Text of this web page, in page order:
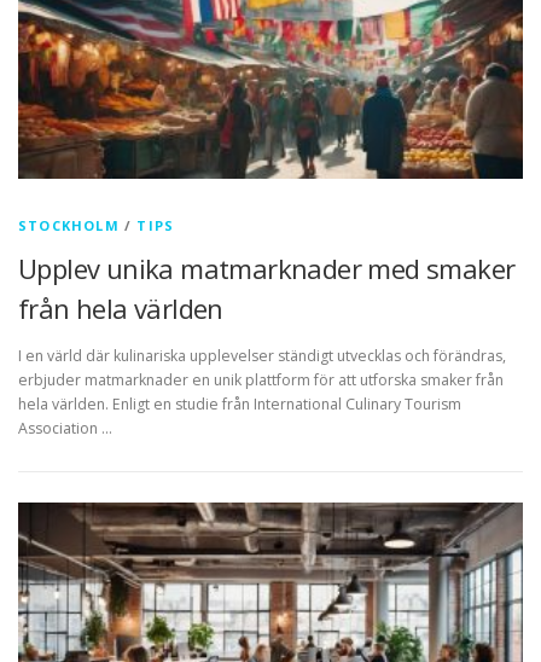
STOCKHOLM / TIPS
Upplev unika matmarknader med smaker
från hela världen
I en värld där kulinariska upplevelser ständigt utvecklas och förändras,
erbjuder matmarknader en unik plattform för att utforska smaker från
hela världen. Enligt en studie från International Culinary Tourism
Association …